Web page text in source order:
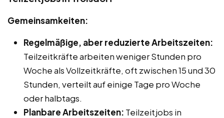
Gemeinsamkeiten:
Regelmäßige, aber reduzierte Arbeitszeiten:
Teilzeitkräfte arbeiten weniger Stunden pro
Woche als Vollzeitkräfte, oft zwischen 15 und 30
Stunden, verteilt auf einige Tage pro Woche
oder halbtags.
Planbare Arbeitszeiten: Teilzeitjobs in